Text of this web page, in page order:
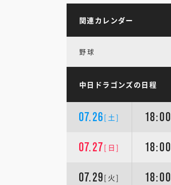
関連カレンダー
野球
中日ドラゴンズの日程
07.26[土] 18:00
07.27[日] 18:00
07.29[火] 18:00